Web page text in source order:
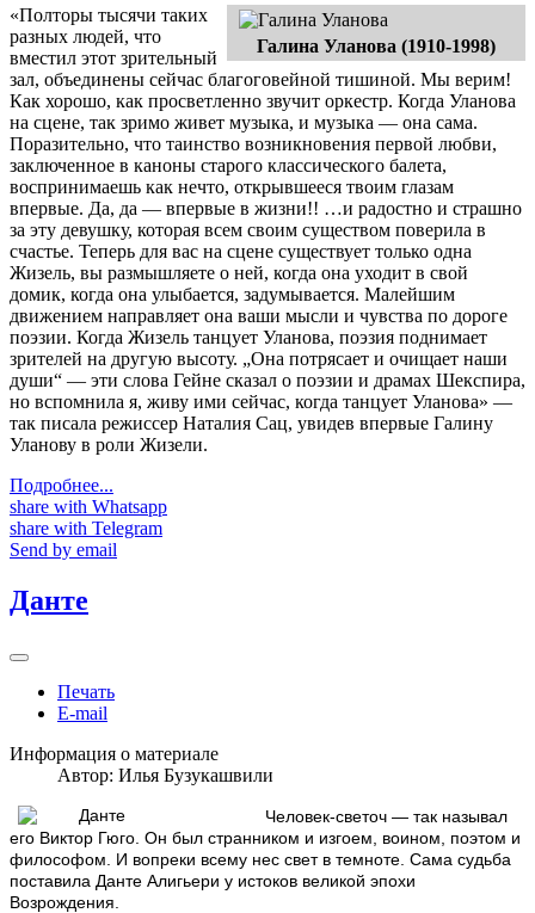
Галина Уланова (1910-1998)
«Полторы тысячи таких
разных людей, что
вместил этот зрительный
зал, объединены сейчас благоговейной тишиной. Мы верим!
Как хорошо, как просветленно звучит оркестр. Когда Уланова
на сцене, так зримо живет музыка, и музыка — она сама.
Поразительно, что таинство возникновения первой любви,
заключенное в каноны старого классического балета,
воспринимаешь как нечто, открывшееся твоим глазам
впервые. Да, да — впервые в жизни!! …и радостно и страшно
за эту девушку, которая всем своим существом поверила в
счастье. Теперь для вас на сцене существует только одна
Жизель, вы размышляете о ней, когда она уходит в свой
домик, когда она улыбается, задумывается. Малейшим
движением направляет она ваши мысли и чувства по дороге
поэзии. Когда Жизель танцует Уланова, поэзия поднимает
зрителей на другую высоту. „Она потрясает и очищает наши
души“ — эти слова Гейне сказал о поэзии и драмах Шекспира,
но вспомнила я, живу ими сейчас, когда танцует Уланова» —
так писала режиссер Наталия Сац, увидев впервые Галину
Уланову в роли Жизели.
Подробнее...
share with Whatsapp
share with Telegram
Send by email
Данте
Печать
E-mail
Информация о материале
Автор: Илья Бузукашвили
Человек-светоч — так называл
его Виктор Гюго. Он был странником и изгоем, воином, поэтом и
философом. И вопреки всему нес свет в темноте. Сама судьба
поставила Данте Алигьери у истоков великой эпохи
Возрождения.